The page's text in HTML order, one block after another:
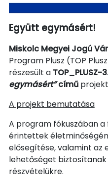
Együtt egymásért!
Miskolc Megyei Jogú
Program Plusz (TOP
részesült a
egymásért” című
A projekt bemutatása
A program fókuszában a
érintettek
elősegítése, valamint az
lehetőséget
részvételükre.